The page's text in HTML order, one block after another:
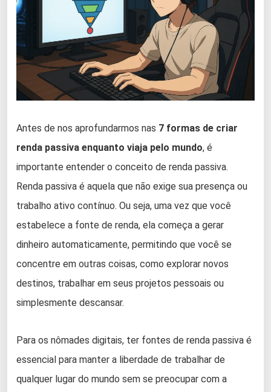
Antes de nos aprofundarmos nas 7 formas de criar
renda passiva enquanto viaja pelo mundo, é
importante entender o conceito de renda passiva.
Renda passiva é aquela que não exige sua presença ou
trabalho ativo contínuo. Ou seja, uma vez que você
estabelece a fonte de renda, ela começa a gerar
dinheiro automaticamente, permitindo que você se
concentre em outras coisas, como explorar novos
destinos, trabalhar em seus projetos pessoais ou
simplesmente descansar.
Para os nômades digitais, ter fontes de renda passiva é
essencial para manter a liberdade de trabalhar de
qualquer lugar do mundo sem se preocupar com a